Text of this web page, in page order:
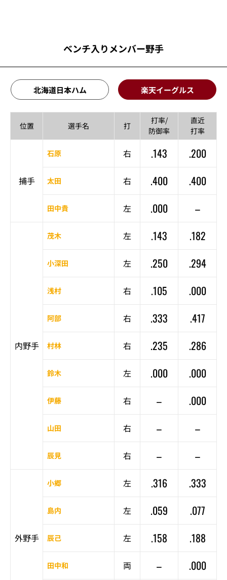
ベンチ入りメンバー野手
北海道日本ハム 楽天イーグルス
位置 選手名 打
打率/
防御率
直近
打率
捕手
石原 右 .143 .200
太田 右 .400 .400
田中貴 左 .000 –
内野手
茂木 左 .143 .182
小深田 左 .250 .294
浅村 右 .105 .000
阿部 右 .333 .417
村林 右 .235 .286
鈴木 左 .000 .000
伊藤 右 – .000
山田 右 – –
辰見 右 – –
外野手
小郷 左 .316 .333
島内 左 .059 .077
辰己 左 .158 .188
田中和 両 – .000